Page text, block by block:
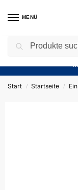
MENÜ
Sparen Sie jetzt
Start / Startseite /